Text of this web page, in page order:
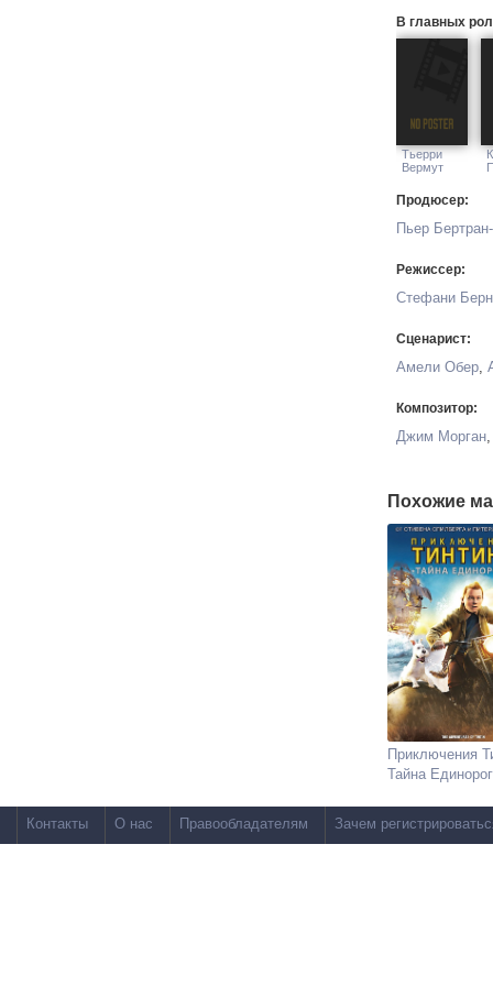
В главных
Тьерри
Вермут
Продюсер:
Пьер
Режиссер:
Стефани
Сценарист:
Амели Обер,
Композитор:
Джим Морган
Похожие
Приключения
Тайна
Контакты О нас Правообладателям Зачем